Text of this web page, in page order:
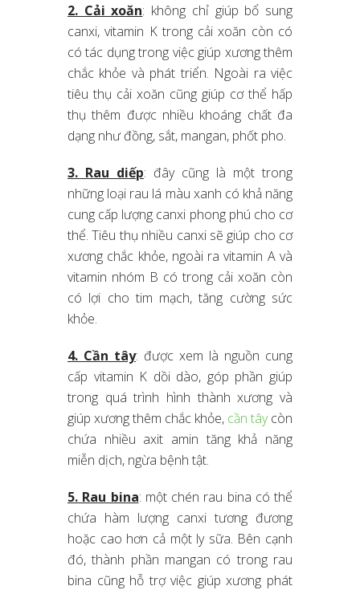
2. Cải xoăn: không chỉ giúp bổ sung
canxi, vitamin K trong cải xoăn còn có
có tác dụng trong việc giúp xương thêm
chắc khỏe và phát triển. Ngoài ra việc
tiêu thụ cải xoăn cũng giúp cơ thể hấp
thụ thêm được nhiều khoáng chất đa
dạng như đồng, sắt, mangan, phốt pho.
3. Rau diếp: đây cũng là một trong
những loại rau lá màu xanh có khả năng
cung cấp lượng canxi phong phú cho cơ
thể. Tiêu thụ nhiều canxi sẽ giúp cho cơ
xương chắc khỏe, ngoài ra vitamin A và
vitamin nhóm B có trong cải xoăn còn
có lợi cho tim mạch, tăng cường sức
khỏe.
4. Cần tây: được xem là nguồn cung
cấp vitamin K dồi dào, góp phần giúp
trong quá trình hình thành xương và
giúp xương thêm chắc khỏe, cần tâycòn
chứa nhiều axit amin tăng khả năng
miễn dịch, ngừa bệnh tật.
5. Rau bina: một chén rau bina có thể
chứa hàm lượng canxi tương đương
hoặc cao hơn cả một ly sữa. Bên cạnh
đó, thành phần mangan có trong rau
bina cũng hỗ trợ việc giúp xương phát